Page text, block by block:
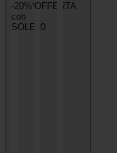
-20%**
con
SOLE20
OFFERTA